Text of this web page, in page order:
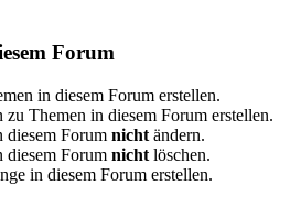
Forum
in diesem Forum erstellen.
Themen in diesem Forum erstellen.
diesem Forum nicht ändern.
diesem Forum nicht löschen.
in diesem Forum erstellen.